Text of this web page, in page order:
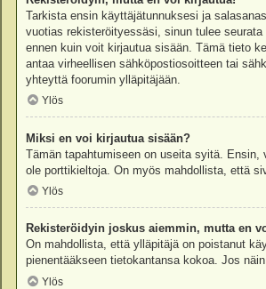
Tarkista ensin käyttäjätunnuksesi ja
vuotias rekisteröityessäsi, sinun tulee
ennen kuin voit kirjautua sisään. Tämä tieto
antaa virheellisen sähköpostiosoitteen tai
yhteyttä foorumin ylläpitäjään.
Ylös
Miksi en voi kirjautua sisään?
Tämän tapahtumiseen on useita syitä.
ole porttikieltoja. On myös mahdollista, että
Ylös
Rekisteröidyin joskus aiemmin, mutta en
On mahdollista, että ylläpitäjä on poistanut
pienentääkseen tietokantansa kokoa. Jos
Ylös